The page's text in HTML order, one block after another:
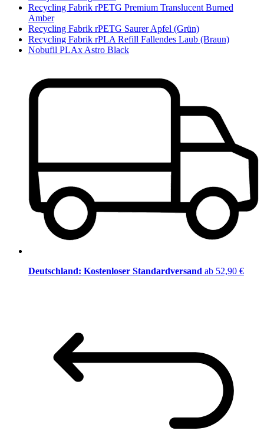
Recycling Fabrik rPETG Premium Translucent Burned
Amber
Recycling Fabrik rPETG Saurer Apfel (Grün)
Recycling Fabrik rPLA Refill Fallendes Laub (Braun)
Nobufil PLAx Astro Black
Deutschland: Kostenloser Standardversand ab 52,90 €